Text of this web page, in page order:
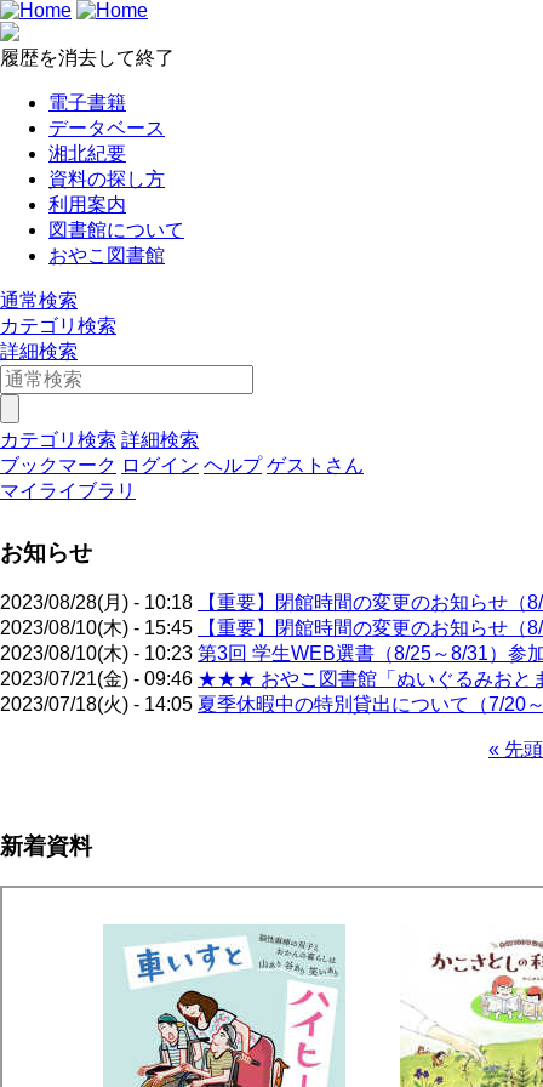
履歴を消去して終了
電子書籍
データベース
湘北紀要
資料の探し方
利用案内
図書館について
おやこ図書館
通常検索
カテゴリ検索
詳細検索
カテゴリ検索 詳細検索
ブックマーク ログイン ヘルプ ゲストさん
マイライブラリ
お知らせ
2023/08/28(月) - 10:18
【重要】閉館時間の変更のお知らせ（
2023/08/10(木) - 15:45
【重要】閉館時間の変更のお知らせ（
2023/08/10(木) - 10:23 第3回 学生WEB選書（8/25～8/31）参
2023/07/21(金) - 09:46 ★★★ おやこ図書館「ぬいぐるみおと
2023/07/18(火) - 14:05 夏季休暇中の特別貸出について（7/20
送
先
« 先頭
新着資料